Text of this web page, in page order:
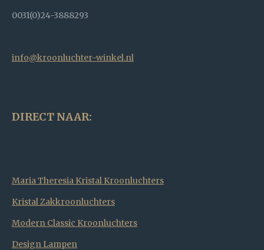
0031(0)24-3888293
info@kroonluchter-winkel.nl
DIRECT NAAR:
Maria Theresia Kristal Kroonluchters
Kristal Zakkroonluchters
Modern Classic Kroonluchters
Design Lampen